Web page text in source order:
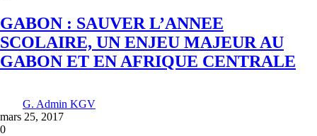
GABON : SAUVER L’ANNEE
SCOLAIRE, UN ENJEU MAJEUR AU
GABON ET EN AFRIQUE CENTRALE
G. Admin KGV
mars 25, 2017
0